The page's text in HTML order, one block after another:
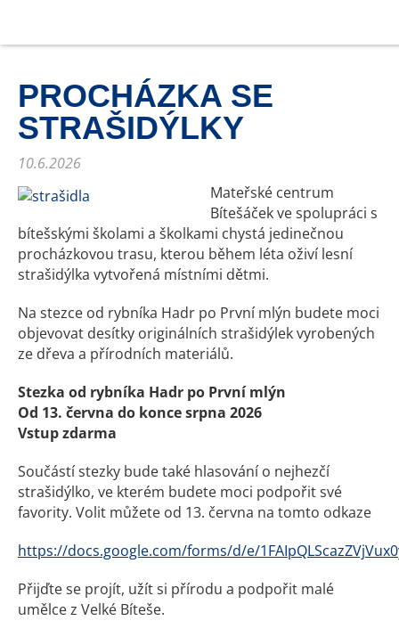
PROCHÁZKA SE
STRAŠIDÝLKY
10.6.2026
Mateřské centrum
Bítešáček ve spolupráci s
bítešskými školami a školkami chystá jedinečnou
procházkovou trasu, kterou během léta oživí lesní
strašidýlka vytvořená místními dětmi.
Na stezce od rybníka Hadr po První mlýn budete moci
objevovat desítky originálních strašidýlek vyrobených
ze dřeva a přírodních materiálů.
Stezka od rybníka Hadr po První mlýn
Od 13. června do konce srpna 2026
Vstup zdarma
Součástí stezky bude také hlasování o nejhezčí
strašidýlko, ve kterém budete moci podpořit své
favority. Volit můžete od 13. června na tomto odkaze
https://docs.google.com/forms/d/e/
Přijďte se projít, užít si přírodu a podpořit malé
umělce z Velké Bíteše.